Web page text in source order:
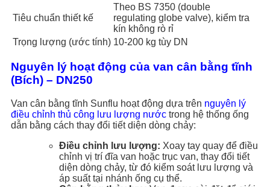
Tiêu chuẩn thiết kế
Theo BS 7350 (double
regulating globe valve), kiểm tra
kín không rò rỉ
Trọng lượng (ước tính) 10-200 kg tùy DN
Nguyên lý hoạt động của van cân bằng tĩnh
(Bích) – DN250
Van cân bằng tĩnh Sunflu hoạt động dựa trên nguyên lý
điều chỉnh thủ công lưu lượng nước trong hệ thống ống
dẫn bằng cách thay đổi tiết diện dòng chảy:
Điều chỉnh lưu lượng: Xoay tay quay để điều
chỉnh vị trí đĩa van hoặc trục van, thay đổi tiết
diện dòng chảy, từ đó kiểm soát lưu lượng và
áp suất tại nhánh ống cụ thể.